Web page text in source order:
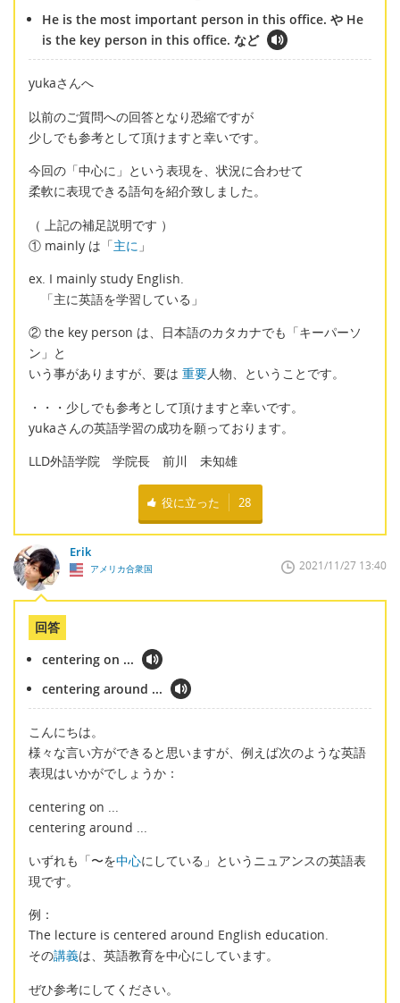
He is the most important person in this office. や He
is the key person in this office. など
yukaさんへ
以前のご質問への回答となり恐縮ですが
少しでも参考として頂けますと幸いです。
今回の「中心に」という表現を、状況に合わせて
柔軟に表現できる語句を紹介致しました。
（ 上記の補足説明です ）
① mainly は「主に 」
ex. I mainly study English.
「主に英語を学習している」
② the key person は、日本語のカタカナでも「キーパーソ
ン」と
いう事がありますが、要は 重要人物、ということです。
・・・少しでも参考として頂けますと幸いです。
yukaさんの英語学習の成功を願っております。
LLD外語学院 学院長 前川 未知雄
役に立った 28
Erik
アメリカ合衆国 2021/11/27 13:40
回答
centering on ...
centering around ...
こんにちは。
様々な言い方ができると思いますが、例えば次のような英語
表現はいかがでしょうか：
centering on ...
centering around ...
いずれも「〜を中心にしている」というニュアンスの英語表
現です。
例：
The lecture is centered around English education.
その講義は、英語教育を中心にしています。
ぜひ参考にしてください。